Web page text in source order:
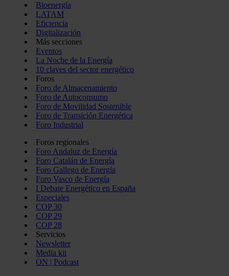
Bioenergía
LATAM
Eficiencia
Digitalización
Más secciones
Eventos
La Noche de la Energía
10 claves del sector energético
Foros
Foro de Almacenamiento
Foro de Autoconsumo
Foro de Movilidad Sostenible
Foro de Transición Energética
Foro Industrial
Foros regionales
Foro Andaluz de Energía
Foro Catalán de Energía
Foro Gallego de Energía
Foro Vasco de Energía
I Debate Energético en España
Especiales
COP 30
COP 29
COP 28
Servicios
Newsletter
Media kit
ON | Podcast